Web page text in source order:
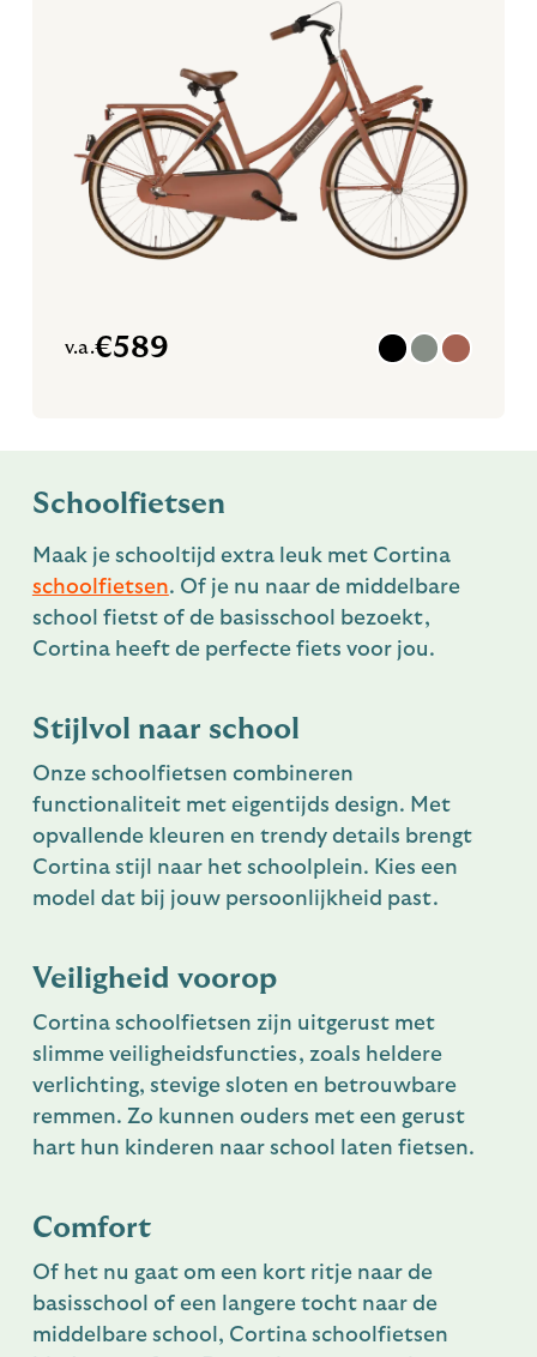
v.a.€589
Schoolfietsen
Maak je schooltijd extra leuk met Cortina
schoolfietsen. Of je nu naar de middelbare
school fietst of de basisschool bezoekt,
Cortina heeft de perfecte fiets voor jou.
Stijlvol naar school
Onze schoolfietsen combineren
functionaliteit met eigentijds design. Met
opvallende kleuren en trendy details brengt
Cortina stijl naar het schoolplein. Kies een
model dat bij jouw persoonlijkheid past.
Veiligheid voorop
Cortina schoolfietsen zijn uitgerust met
slimme veiligheidsfuncties, zoals heldere
verlichting, stevige sloten en betrouwbare
remmen. Zo kunnen ouders met een gerust
hart hun kinderen naar school laten fietsen.
Comfort
Of het nu gaat om een kort ritje naar de
basisschool of een langere tocht naar de
middelbare school, Cortina schoolfietsen